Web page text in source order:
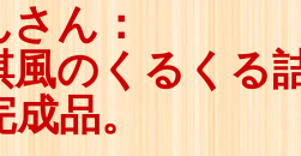
ん：
風のくるくる
品。